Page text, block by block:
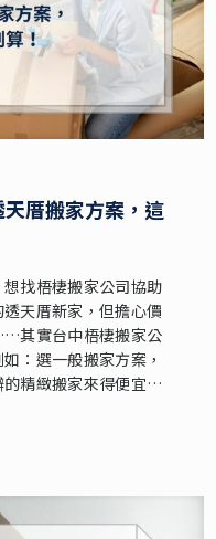
天厝搬家方案，這
找梧棲搬家公司協助
天厝新家，但擔心價
其實台中梧棲搬家公
：選一般搬家方案，
精緻搬家來得便宜；